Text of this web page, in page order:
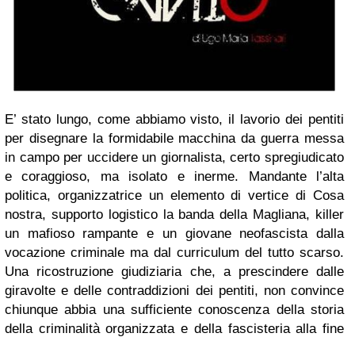
E’ stato lungo, come abbiamo visto, il lavorio dei pentiti
per disegnare la formidabile macchina da guerra messa
in campo per uccidere un giornalista, certo spregiudicato
e coraggioso, ma isolato e inerme. Mandante l’alta
politica, organizzatrice un elemento di vertice di Cosa
nostra, supporto logistico la banda della Magliana, killer
un mafioso rampante e un giovane neofascista dalla
vocazione criminale ma dal curriculum del tutto scarso.
Una ricostruzione giudiziaria che, a prescindere dalle
giravolte e delle contraddizioni dei pentiti, non convince
chiunque abbia una sufficiente conoscenza della storia
della criminalità organizzata e della fascisteria alla fine